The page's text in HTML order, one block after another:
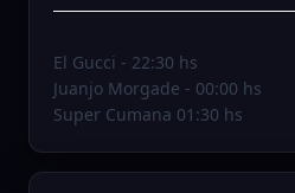
El Gucci - 22:30 hs
Juanjo Morgade - 00:00 hs
Super Cumana 01:30 hs